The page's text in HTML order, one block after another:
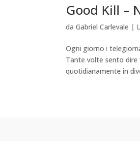
Good Kill –
daGabriel Carlevale |
Ogni giorno i
Tante volte sento dire
quotidianamente in